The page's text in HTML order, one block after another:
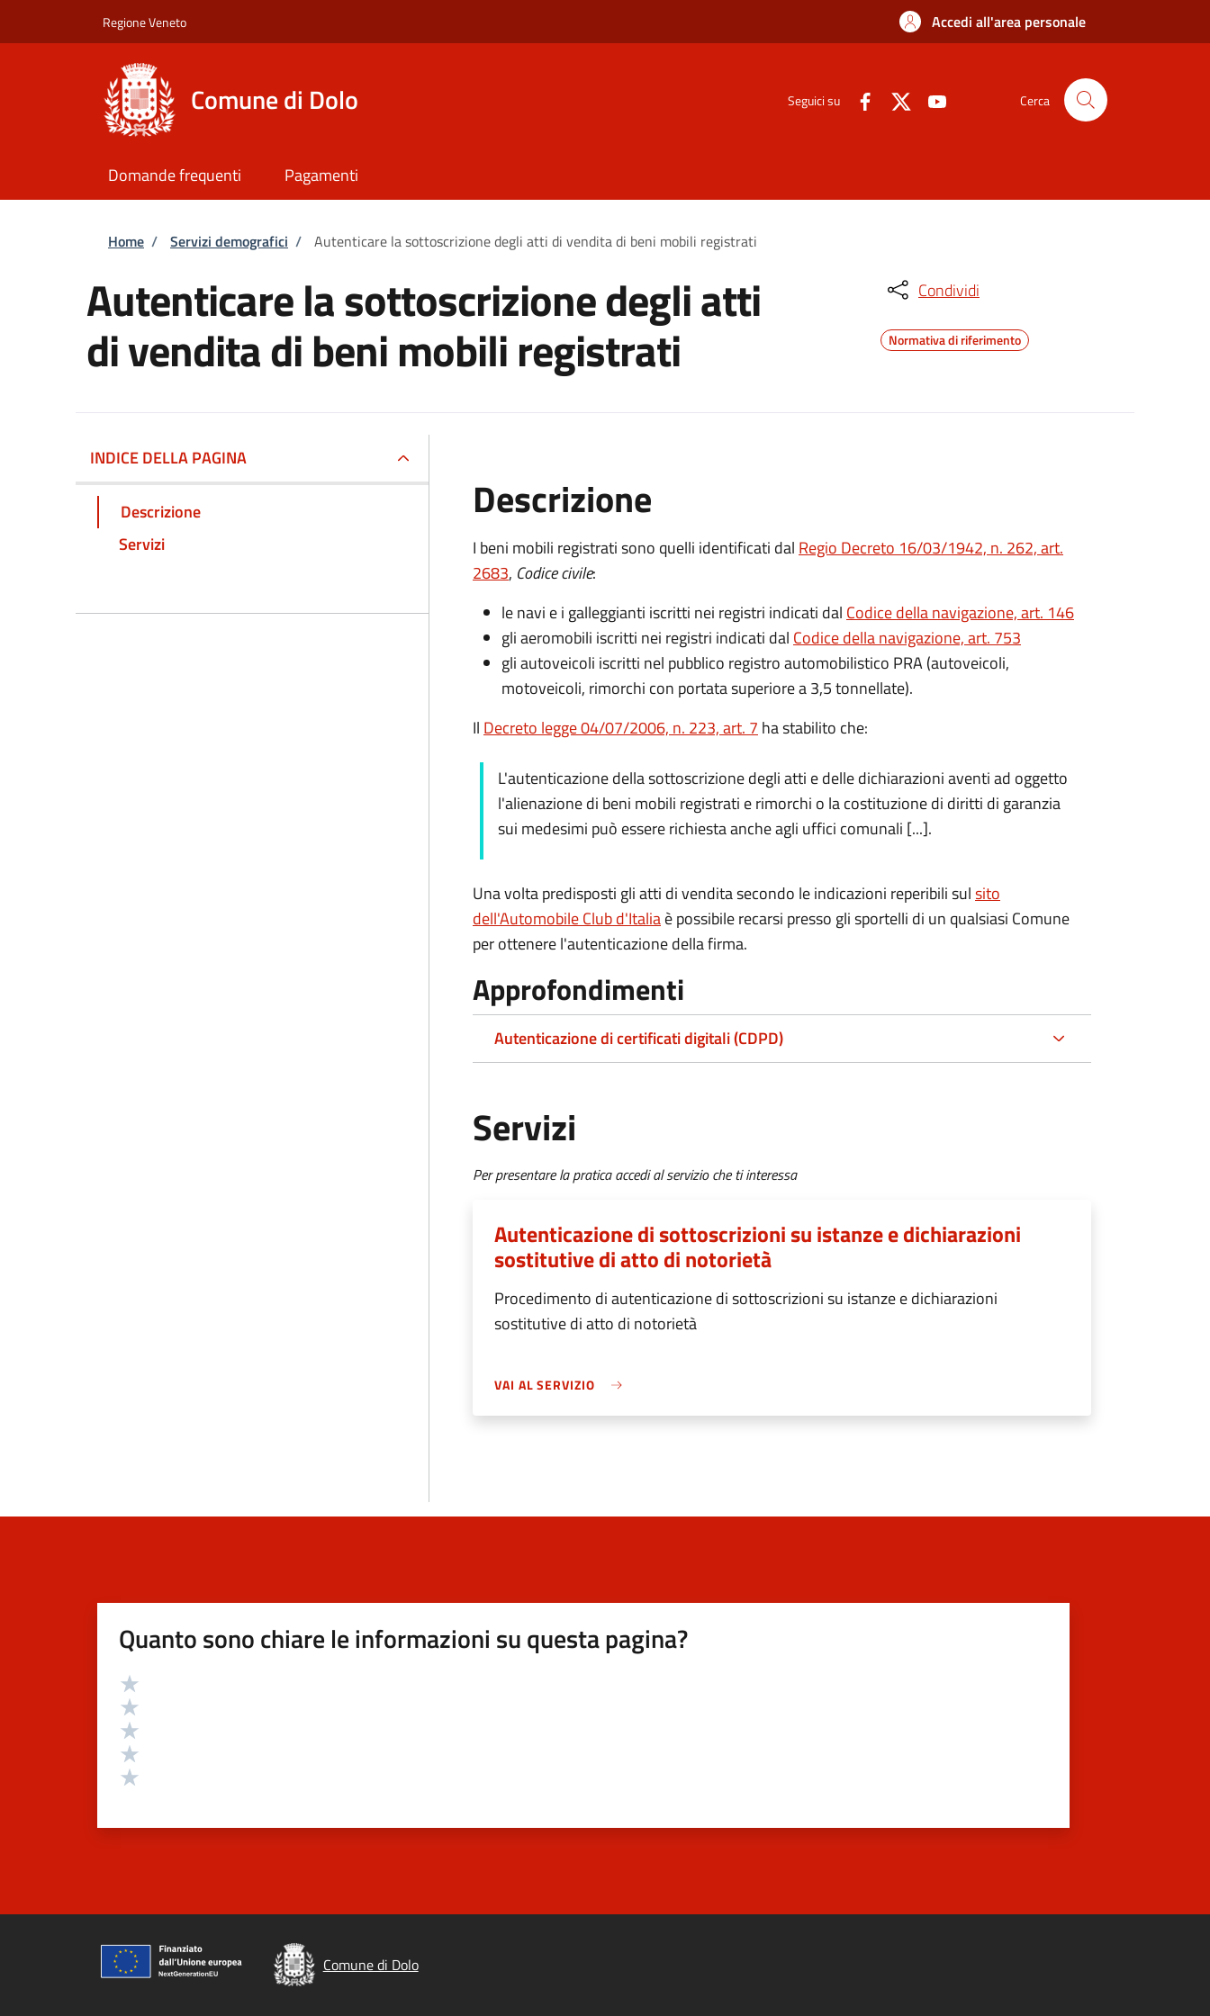
Regione Veneto Accedi all'area personale
Comune di Dolo Seguici su Cerca
Domande frequenti Pagamenti
Briciole di pane
Home / Servizi demografici / Autenticare la sottoscrizione degli atti di vendita di beni mobili registrati
Autenticare la sottoscrizione degli atti
di vendita di beni mobili registrati
Condividi
Normativa di riferimento
INDICE DELLA PAGINA
Descrizione
Servizi
Descrizione
I beni mobili registrati sono quelli identificati dal Regio Decreto 16/03/1942, n. 262, art.
2683, Codice civile:
le navi e i galleggianti iscritti nei registri indicati dal Codice della navigazione, art. 146
gli aeromobili iscritti nei registri indicati dal Codice della navigazione, art. 753
gli autoveicoli iscritti nel pubblico registro automobilistico PRA (autoveicoli,
motoveicoli, rimorchi con portata superiore a 3,5 tonnellate).
Il Decreto legge 04/07/2006, n. 223, art. 7 ha stabilito che:
L'autenticazione della sottoscrizione degli atti e delle dichiarazioni aventi ad oggetto
l'alienazione di beni mobili registrati e rimorchi o la costituzione di diritti di garanzia
sui medesimi può essere richiesta anche agli uffici comunali [...].
Una volta predisposti gli atti di vendita secondo le indicazioni reperibili sulsito
dell'Automobile Club d'Italiaè possibile recarsi presso gli sportelli di un qualsiasi Comune
per ottenere l'autenticazione della firma.
Approfondimenti
Autenticazione di certificati digitali (CDPD)
Servizi
Per presentare la pratica accedi al servizio che ti interessa
Autenticazione di sottoscrizioni su istanze e dichiarazioni
sostitutive di atto di notorietà
Procedimento di autenticazione di sottoscrizioni su istanze e dichiarazioni
sostitutive di atto di notorietà
VAI AL SERVIZIO
Quanto sono chiare le informazioni su questa pagina?
Valutazione
Comune di Dolo